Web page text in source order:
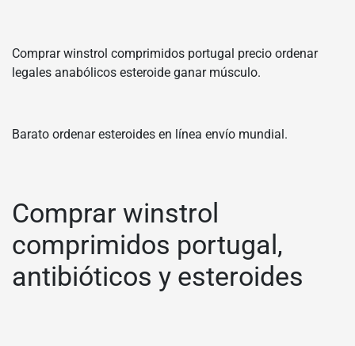
Comprar winstrol comprimidos portugal precio ordenar
legales anabólicos esteroide ganar músculo.
Barato ordenar esteroides en línea envío mundial.
Comprar winstrol
comprimidos portugal,
antibióticos y esteroides